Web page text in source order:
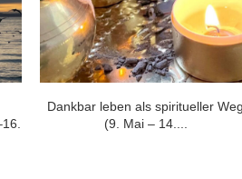
Veranstaltungen zu Bruder Davids
100. Geburtstag